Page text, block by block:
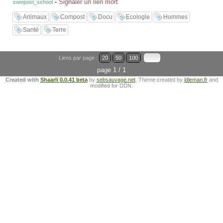
compost_school - Signaler un lien mort
Animaux Compost Docu Ecologie
Hommes
Santé
Terre
Liens par page : 20 50 100
page 1 / 1
Created with Shaarli 0.0.41 betaby sebsauvage.net. Theme created by idleman.frand
modified for DDN.